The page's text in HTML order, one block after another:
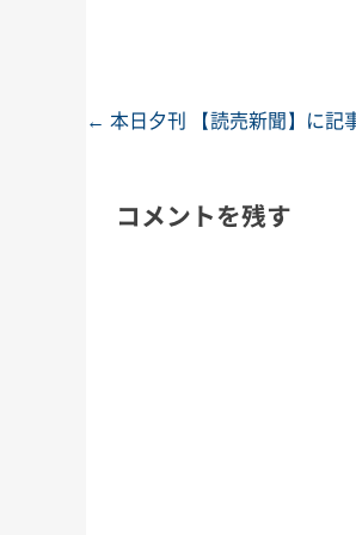
投稿ナビゲーション
← 本日夕刊 【読売新聞】に記
コメントを残す